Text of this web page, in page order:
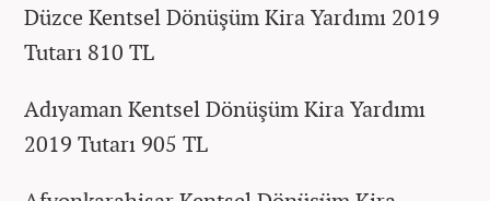
Düzce Kentsel Dönüşüm Kira Yardımı 2019
Tutarı 810 TL
Adıyaman Kentsel Dönüşüm Kira Yardımı
2019 Tutarı 905 TL